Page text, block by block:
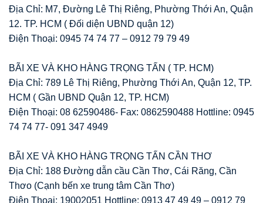
Địa Chỉ: M7, Đường Lê Thị Riêng, Phường Thới An, Quận
12. TP. HCM ( Đối diện UBND quận 12)
Điện Thoại: 0945 74 74 77 – 0912 79 79 49
BÃI XE VÀ KHO HÀNG TRỌNG TẤN ( TP. HCM)
Địa Chỉ: 789 Lê Thị Riêng, Phường Thới An, Quận 12, TP.
HCM ( Gần UBND Quận 12, TP. HCM)
Điện Thoại: 08 62590486- Fax: 0862590488 Hottline: 0945
74 74 77- 091 347 4949
BÃI XE VÀ KHO HÀNG TRỌNG TẤN CẦN THƠ
Địa Chỉ: 188 Đường dẫn cầu Cần Thơ, Cái Răng, Cần
Thơo (Cạnh bến xe trung tâm Cần Thơ)
Điện Thoại: 19002051 Hottline: 0913 47 49 49 – 0912 79